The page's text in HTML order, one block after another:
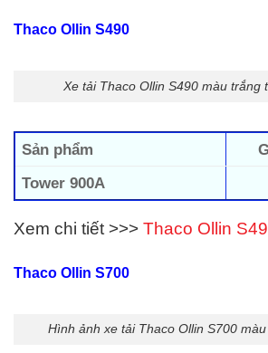
Thaco Ollin S490
Xe tải Thaco Ollin S490 màu trắng
Sản phẩm
Tower 900A
Xem chi tiết >>> Thaco Ollin
Thaco Ollin S700
Hình ảnh xe tải Thaco Ollin S700